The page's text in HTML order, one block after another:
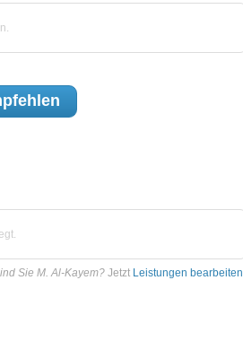
Sie M. Al-Kayem? Jetzt Leistungen bearbeiten